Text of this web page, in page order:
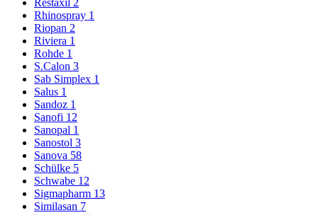
Restaxil 2
Rhinospray 1
Riopan 2
Riviera 1
Rohde 1
S.Calon 3
Sab Simplex 1
Salus 1
Sandoz 1
Sanofi 12
Sanopal 1
Sanostol 3
Sanova 58
Schülke 5
Schwabe 12
Sigmapharm 13
Similasan 7